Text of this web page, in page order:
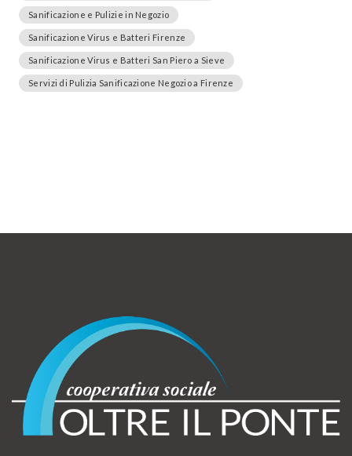
Sanificazione e Pulizie in Negozio
Sanificazione Virus e Batteri Firenze
Sanificazione Virus e Batteri San Piero a Sieve
Servizi di Pulizia Sanificazione Negozio a Firenze